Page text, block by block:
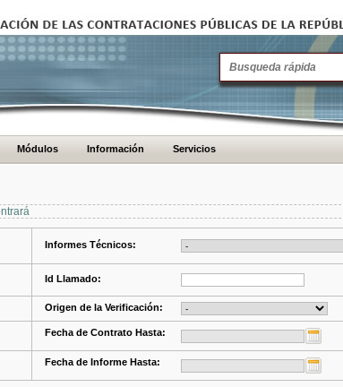
Módulos Información Servicios
Informes Técnicos:
Id Llamado:
Origen de la Verificación:
Fecha de Contrato Hasta:
Fecha de Informe Hasta: